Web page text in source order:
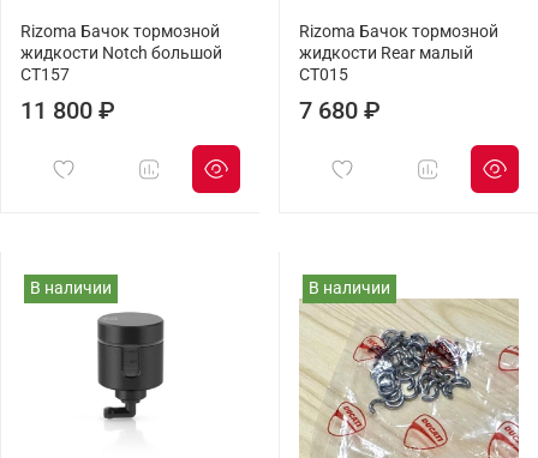
Rizoma Бачок тормозной
жидкости Notch большой
CT157
11 800 ₽
Rizoma Бачок тормозной
жидкости Rear малый
CT015
7 680 ₽
В наличии В наличии